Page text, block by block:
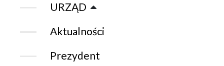
URZĄD
Aktualności
Prezydent